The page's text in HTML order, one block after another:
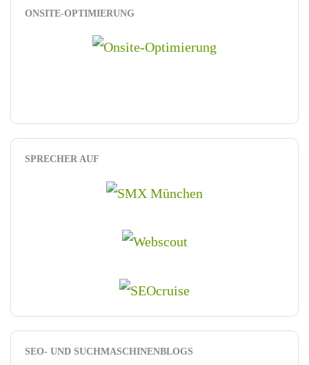
ONSITE-OPTIMIERUNG
SPRECHER AUF
SEO- UND SUCHMASCHINENBLOGS